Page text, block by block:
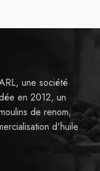
une société
en 2012, un
de renom,
d'huile